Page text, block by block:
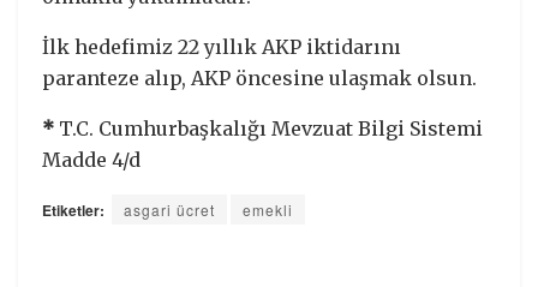
İlk hedefimiz 22 yıllık AKP iktidarını
paranteze alıp, AKP öncesine ulaşmak olsun.
* T.C. Cumhurbaşkalığı Mevzuat Bilgi Sistemi
Madde 4/d
Etiketler: asgari ücret emekli